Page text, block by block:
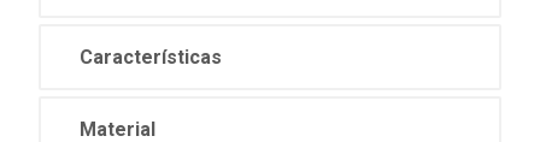
Características
Material